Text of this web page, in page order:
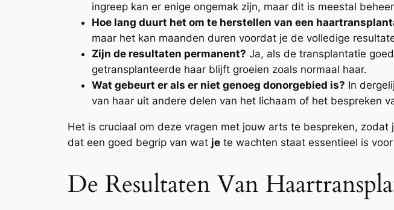
ingreep kan er enige ongemak zijn, maar dit is meestal
Hoe lang duurt het om te herstellen van een
maar het kan maanden duren voordat je de volledige
Zijn de resultaten permanent? Ja, als de transplantatie
getransplanteerde haar blijft groeien zoals normaal haar.
Wat gebeurt er als er niet genoeg donorgebied is? In
van haar uit andere delen van het lichaam of het bespreken
Het is cruciaal om deze vragen met jouw arts te bespreken,
dat een goed begrip van wat je te wachten staat essentieel is
De Resultaten Van